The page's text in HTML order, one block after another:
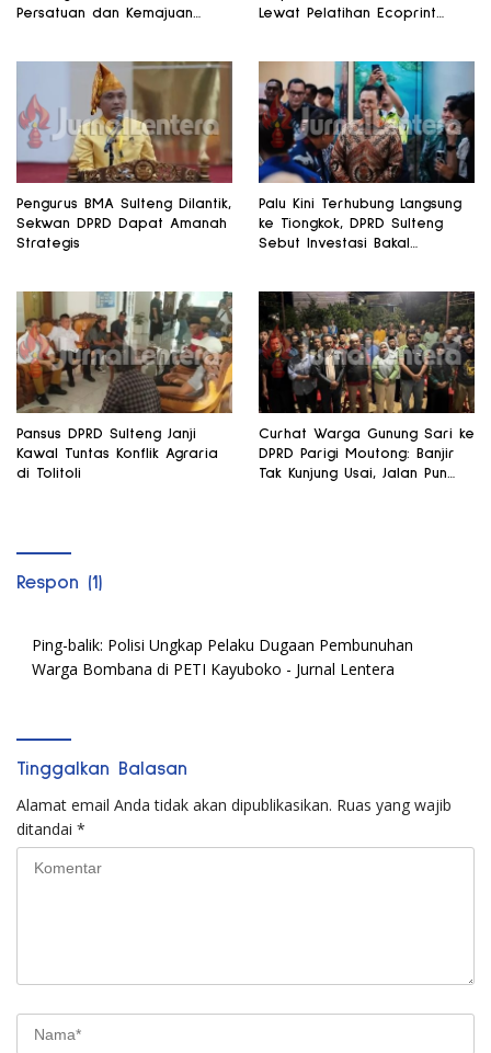
Persatuan dan Kemajuan
Lewat Pelatihan Ecoprint
Pengurus BMA Sulteng Dilantik,
Sekwan DPRD Dapat Amanah
Strategis
Palu Kini Terhubung Langsung
ke Tiongkok, DPRD Sulteng
Sebut Investasi Bakal
Pansus DPRD Sulteng Janji
Kawal Tuntas Konflik Agraria
di Tolitoli
Curhat Warga Gunung Sari ke
DPRD Parigi Moutong: Banjir
Tak Kunjung Usai, Jalan Pun
Respon (1)
Ping-balik: Polisi Ungkap Pelaku Dugaan Pembunuhan
Warga Bombana di PETI Kayuboko - Jurnal Lentera
Tinggalkan Balasan
Alamat email Anda tidak akan dipublikasikan. Ruas yang wajib
ditandai *